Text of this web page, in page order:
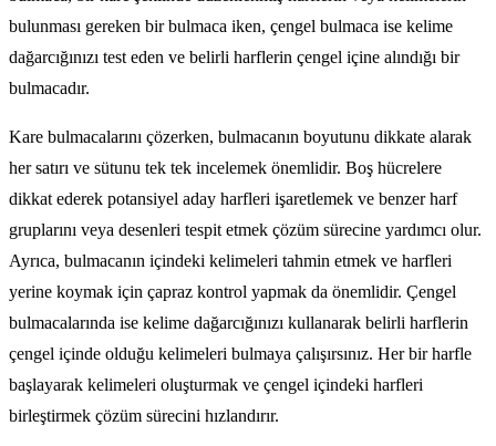
bulunması gereken bir bulmaca iken, çengel bulmaca ise kelime
dağarcığınızı test eden ve belirli harflerin çengel içine alındığı bir
bulmacadır.
Kare bulmacalarını çözerken, bulmacanın boyutunu dikkate alarak
her satırı ve sütunu tek tek incelemek önemlidir. Boş hücrelere
dikkat ederek potansiyel aday harfleri işaretlemek ve benzer harf
gruplarını veya desenleri tespit etmek çözüm sürecine yardımcı olur.
Ayrıca, bulmacanın içindeki kelimeleri tahmin etmek ve harfleri
yerine koymak için çapraz kontrol yapmak da önemlidir. Çengel
bulmacalarında ise kelime dağarcığınızı kullanarak belirli harflerin
çengel içinde olduğu kelimeleri bulmaya çalışırsınız. Her bir harfle
başlayarak kelimeleri oluşturmak ve çengel içindeki harfleri
birleştirmek çözüm sürecini hızlandırır.